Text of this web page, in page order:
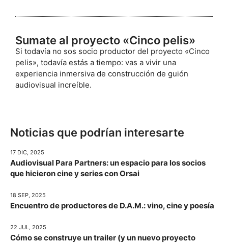
Sumate al proyecto «Cinco pelis»
Si todavía no sos socio productor del proyecto «Cinco
pelis», todavía estás a tiempo: vas a vivir una
experiencia inmersiva de construcción de guión
audiovisual increíble.
Noticias que podrían interesarte
17 DIC, 2025
Audiovisual Para Partners: un espacio para los socios
que hicieron cine y series con Orsai
18 SEP, 2025
Encuentro de productores de D.A.M.: vino, cine y poesía
22 JUL, 2025
Cómo se construye un trailer (y un nuevo proyecto